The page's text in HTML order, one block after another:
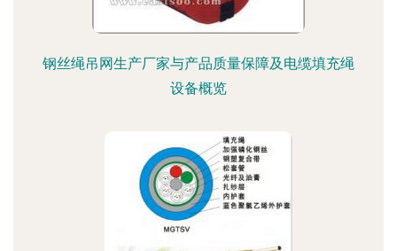
钢丝绳吊网生产厂家与产品质量保障及电缆填充绳
设备概览